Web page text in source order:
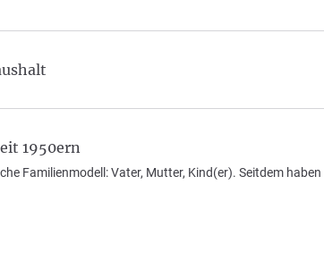
1950ern
Familienmodell: Vater, Mutter, Kind(er). Seitdem